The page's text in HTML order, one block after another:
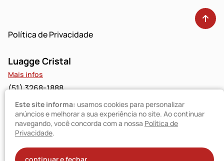
Política de Privacidade
Luagge Cristal
Mais infos
(51) 3268-1888
Luagge Bravo
Mais infos
© Luagge 2025
Este site informa: usamos cookies para personalizar
anúncios e melhorar a sua experiência no site. Ao continuar
navegando, você concorda com a nossa Política de
Privacidade.